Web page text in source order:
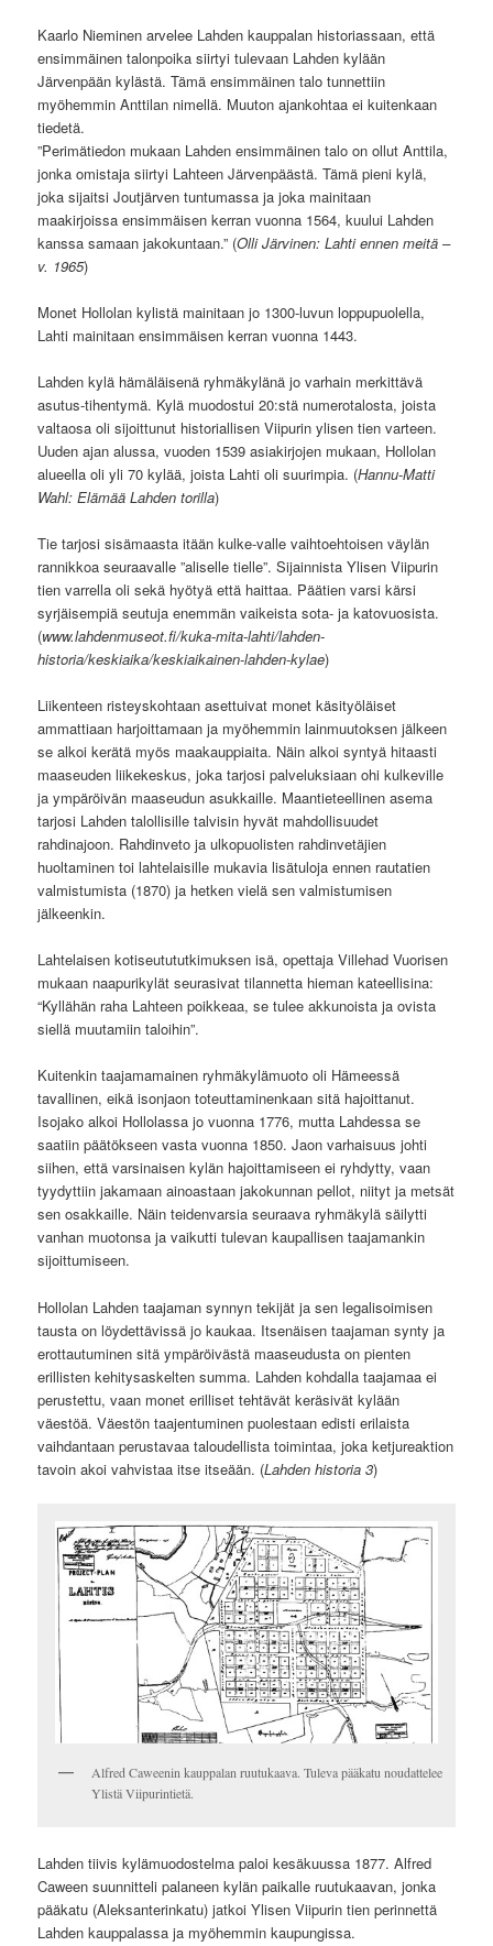
Kaarlo Nieminen arvelee Lahden kauppalan historiassaan, että
ensimmäinen talonpoika siirtyi tulevaan Lahden kylään
Järvenpään kylästä. Tämä ensimmäinen talo tunnettiin
myöhemmin Anttilan nimellä. Muuton ajankohtaa ei kuitenkaan
tiedetä.
”Perimätiedon mukaan Lahden ensimmäinen talo on ollut Anttila,
jonka omistaja siirtyi Lahteen Järvenpäästä. Tämä pieni kylä,
joka sijaitsi Joutjärven tuntumassa ja joka mainitaan
maakirjoissa ensimmäisen kerran vuonna 1564, kuului Lahden
kanssa samaan jakokuntaan.” (Olli Järvinen: Lahti ennen meitä –
v. 1965)
Monet Hollolan kylistä mainitaan jo 1300-luvun loppupuolella,
Lahti mainitaan ensimmäisen kerran vuonna 1443.
Lahden kylä hämäläisenä ryhmäkylänä jo varhain merkittävä
asutus-tihentymä. Kylä muodostui 20:stä numerotalosta, joista
valtaosa oli sijoittunut historiallisen Viipurin ylisen tien varteen.
Uuden ajan alussa, vuoden 1539 asiakirjojen mukaan, Hollolan
alueella oli yli 70 kylää, joista Lahti oli suurimpia. (Hannu-Matti
Wahl: Elämää Lahden torilla)
Tie tarjosi sisämaasta itään kulke-valle vaihtoehtoisen väylän
rannikkoa seuraavalle ”aliselle tielle”. Sijainnista Ylisen Viipurin
tien varrella oli sekä hyötyä että haittaa. Päätien varsi kärsi
syrjäisempiä seutuja enemmän vaikeista sota- ja katovuosista.
(www.lahdenmuseot.fi/kuka-mita-lahti/lahden-
historia/keskiaika/keskiaikainen-lahden-kylae)
Liikenteen risteyskohtaan asettuivat monet käsityöläiset
ammattiaan harjoittamaan ja myöhemmin lainmuutoksen jälkeen
se alkoi kerätä myös maakauppiaita. Näin alkoi syntyä hitaasti
maaseuden liikekeskus, joka tarjosi palveluksiaan ohi kulkeville
ja ympäröivän maaseudun asukkaille. Maantieteellinen asema
tarjosi Lahden talollisille talvisin hyvät mahdollisuudet
rahdinajoon. Rahdinveto ja ulkopuolisten rahdinvetäjien
huoltaminen toi lahtelaisille mukavia lisätuloja ennen rautatien
valmistumista (1870) ja hetken vielä sen valmistumisen
jälkeenkin.
Lahtelaisen kotiseutututkimuksen isä, opettaja Villehad Vuorisen
mukaan naapurikylät seurasivat tilannetta hieman kateellisina:
“Kyllähän raha Lahteen poikkeaa, se tulee akkunoista ja ovista
siellä muutamiin taloihin”.
Kuitenkin taajamamainen ryhmäkylämuoto oli Hämeessä
tavallinen, eikä isonjaon toteuttaminenkaan sitä hajoittanut.
Isojako alkoi Hollolassa jo vuonna 1776, mutta Lahdessa se
saatiin päätökseen vasta vuonna 1850. Jaon varhaisuus johti
siihen, että varsinaisen kylän hajoittamiseen ei ryhdytty, vaan
tyydyttiin jakamaan ainoastaan jakokunnan pellot, niityt ja metsät
sen osakkaille. Näin teidenvarsia seuraava ryhmäkylä säilytti
vanhan muotonsa ja vaikutti tulevan kaupallisen taajamankin
sijoittumiseen.
Hollolan Lahden taajaman synnyn tekijät ja sen legalisoimisen
tausta on löydettävissä jo kaukaa. Itsenäisen taajaman synty ja
erottautuminen sitä ympäröivästä maaseudusta on pienten
erillisten kehitysaskelten summa. Lahden kohdalla taajamaa ei
perustettu, vaan monet erilliset tehtävät keräsivät kylään
väestöä. Väestön taajentuminen puolestaan edisti erilaista
vaihdantaan perustavaa taloudellista toimintaa, joka ketjureaktion
tavoin akoi vahvistaa itse itseään. (Lahden historia 3)
Alfred Caweenin kauppalan ruutukaava. Tuleva pääkatu noudattelee
Ylistä Viipurintietä.
Lahden tiivis kylämuodostelma paloi kesäkuussa 1877. Alfred
Caween suunnitteli palaneen kylän paikalle ruutukaavan, jonka
pääkatu (Aleksanterinkatu) jatkoi Ylisen Viipurin tien perinnettä
Lahden kauppalassa ja myöhemmin kaupungissa.